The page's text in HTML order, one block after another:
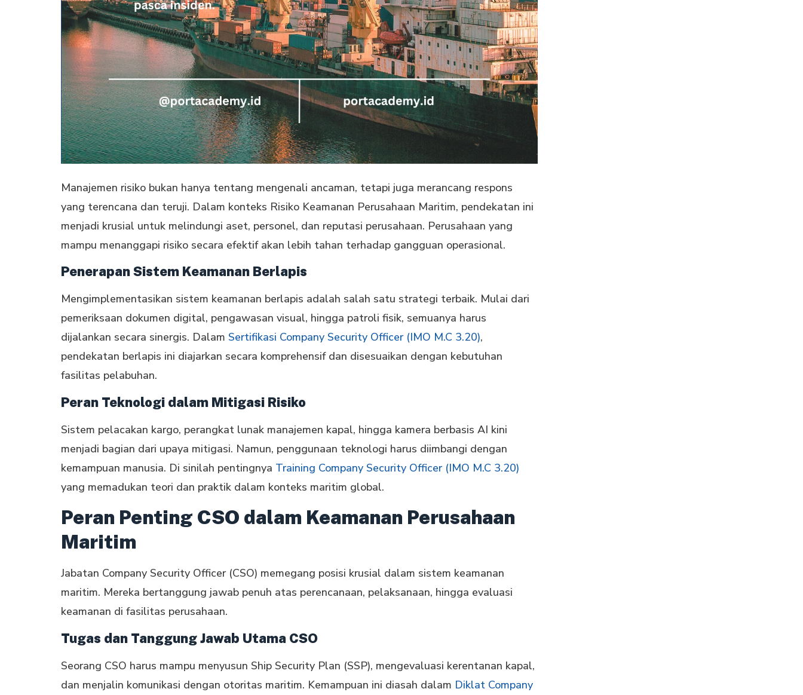
Manajemen risiko bukan hanya tentang mengenali ancaman, tetapi juga merancang respons
yang terencana dan teruji. Dalam konteks Risiko Keamanan Perusahaan Maritim, pendekatan ini
menjadi krusial untuk melindungi aset, personel, dan reputasi perusahaan. Perusahaan yang
mampu menanggapi risiko secara efektif akan lebih tahan terhadap gangguan operasional.
Penerapan Sistem Keamanan Berlapis
Mengimplementasikan sistem keamanan berlapis adalah salah satu strategi terbaik. Mulai dari
pemeriksaan dokumen digital, pengawasan visual, hingga patroli fisik, semuanya harus
dijalankan secara sinergis. Dalam Sertifikasi Company Security Officer (IMO M.C 3.20),
pendekatan berlapis ini diajarkan secara komprehensif dan disesuaikan dengan kebutuhan
fasilitas pelabuhan.
Peran Teknologi dalam Mitigasi Risiko
Sistem pelacakan kargo, perangkat lunak manajemen kapal, hingga kamera berbasis AI kini
menjadi bagian dari upaya mitigasi. Namun, penggunaan teknologi harus diimbangi dengan
kemampuan manusia. Di sinilah pentingnya Training Company Security Officer (IMO M.C 3.20)
yang memadukan teori dan praktik dalam konteks maritim global.
Peran Penting CSO dalam Keamanan Perusahaan
Maritim
Jabatan Company Security Officer (CSO) memegang posisi krusial dalam sistem keamanan
maritim. Mereka bertanggung jawab penuh atas perencanaan, pelaksanaan, hingga evaluasi
keamanan di fasilitas perusahaan.
Tugas dan Tanggung Jawab Utama CSO
Seorang CSO harus mampu menyusun Ship Security Plan (SSP), mengevaluasi kerentanan kapal,
dan menjalin komunikasi dengan otoritas maritim. Kemampuan ini diasah dalam Diklat Company